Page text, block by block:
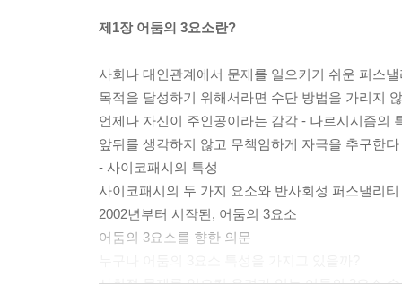
제1장 어둠의 3요소란?
사회나 대인관계에서 문제를 일으키기 쉬운 퍼스
목적을 달성하기 위해서라면 수단 방법을 가리지
언제나 자신이 주인공이라는 감각 - 나르시시즘의
앞뒤를 생각하지 않고 무책임하게 자극을 추구한다
- 사이코패시의 특성
사이코패시의 두 가지 요소와 반사회성 퍼스낼리티
2002년부터 시작된, 어둠의 3요소
어둠의 3요소를 향한 의문
사회적 문제를 일으킬 우려가 있는 어둠의 3요소